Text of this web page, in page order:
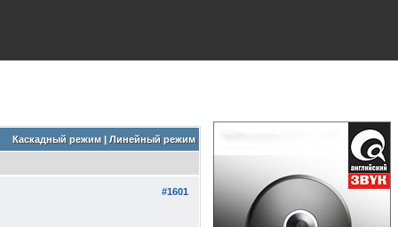
Каскадный режим| Линейный режим
#1601